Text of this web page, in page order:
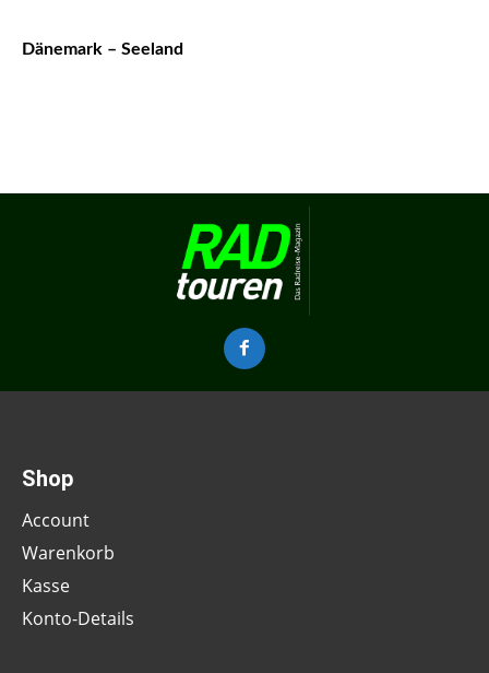
Dänemark – Seeland
Shop
Account
Warenkorb
Kasse
Konto-Details